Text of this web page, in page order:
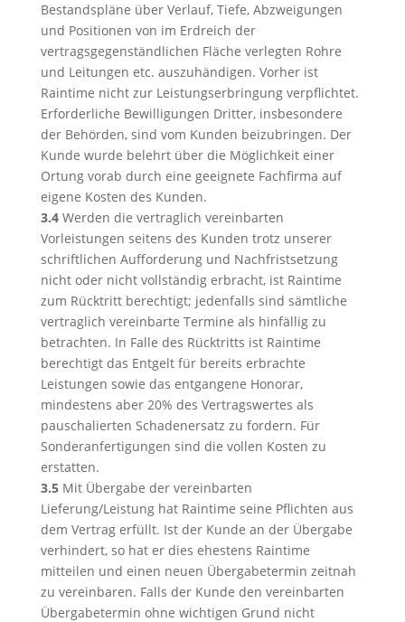
Bestandspläne über Verlauf, Tiefe, Abzweigungen
und Positionen von im Erdreich der
vertragsgegenständlichen Fläche verlegten Rohre
und Leitungen etc. auszuhändigen. Vorher ist
Raintime nicht zur Leistungserbringung verpflichtet.
Erforderliche Bewilligungen Dritter, insbesondere
der Behörden, sind vom Kunden beizubringen. Der
Kunde wurde belehrt über die Möglichkeit einer
Ortung vorab durch eine geeignete Fachfirma auf
eigene Kosten des Kunden.
3.4Werden die vertraglich vereinbarten
Vorleistungen seitens des Kunden trotz unserer
schriftlichen Aufforderung und Nachfristsetzung
nicht oder nicht vollständig erbracht, ist Raintime
zum Rücktritt berechtigt; jedenfalls sind sämtliche
vertraglich vereinbarte Termine als hinfällig zu
betrachten. In Falle des Rücktritts ist Raintime
berechtigt das Entgelt für bereits erbrachte
Leistungen sowie das entgangene Honorar,
mindestens aber 20% des Vertragswertes als
pauschalierten Schadenersatz zu fordern. Für
Sonderanfertigungen sind die vollen Kosten zu
erstatten.
3.5Mit Übergabe der vereinbarten
Lieferung/Leistung hat Raintime seine Pflichten aus
dem Vertrag erfüllt. Ist der Kunde an der Übergabe
verhindert, so hat er dies ehestens Raintime
mitteilen und einen neuen Übergabetermin zeitnah
zu vereinbaren. Falls der Kunde den vereinbarten
Übergabetermin ohne wichtigen Grund nicht